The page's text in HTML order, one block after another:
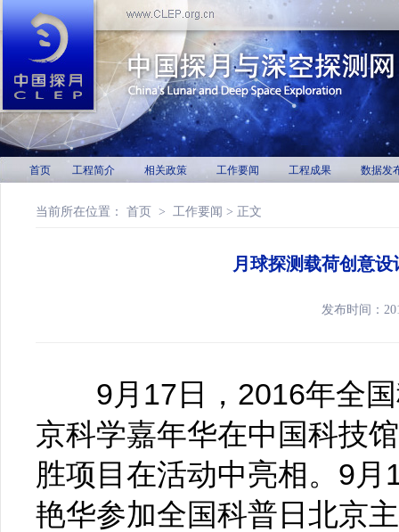
首页 工程简介 相关政策 工作要闻 工程成果 数据发
当前所在位置： 首页 > 工作要闻 > 正文
月球探测载荷创意
发布时间：
9月17日，2016年全国
京科学嘉年华在中国科技
胜项目在活动中亮相。9
艳华参加全国科普日北京